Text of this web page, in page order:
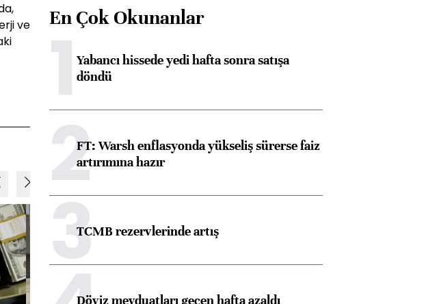
ve
görüşmelere hazırlanıyor
En Çok Okunanlar
1Yabancı hissede yedi hafta sonra satışa
döndü
2FT: Warsh enflasyonda yükseliş sürerse faiz
artırımına hazır
3TCMB rezervlerinde artış
Döviz mevduatları geçen hafta azaldı